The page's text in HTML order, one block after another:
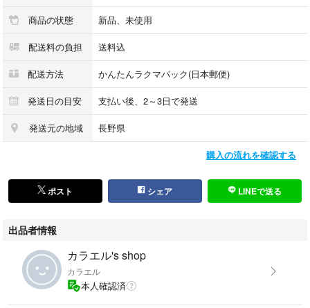
商品の状態 新品、未使用
配送料の負担 送料込
配送方法 かんたんラクマパック(日本郵便)
発送日の目安 支払い後、2～3日で発送
発送元の地域 長野県
購入の流れを確認する
ポスト シェア LINEで送る
出品者情報
カラエル's shop
カラエル
本人確認済